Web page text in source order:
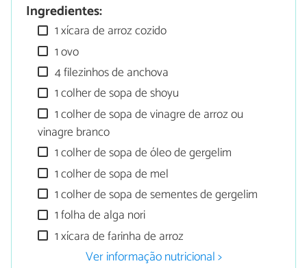
Ingredientes:
1 xícara de arroz cozido
1 ovo
4 filezinhos de anchova
1 colher de sopa de shoyu
1 colher de sopa de vinagre de arroz ou
vinagre branco
1 colher de sopa de óleo de gergelim
1 colher de sopa de mel
1 colher de sopa de sementes de gergelim
1 folha de alga nori
1 xícara de farinha de arroz
Ver informação nutricional >